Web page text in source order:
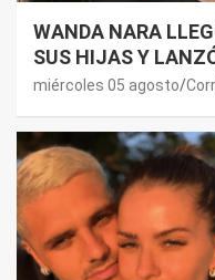
WANDA NARA
SUS HIJAS Y
PREMONICIÓN
miércoles 05 agosto